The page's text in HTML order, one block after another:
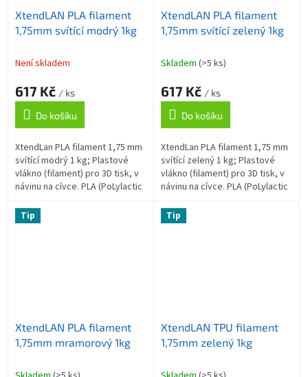
XtendLAN PLA filament
1,75mm svítící modrý 1kg
Není skladem
617 Kč / ks
Do košíku
XtendLan PLA filament 1,75 mm
svítící modrý 1 kg; Plastové
vlákno (filament) pro 3D tisk, v
návinu na cívce. PLA (PoLylactic
nejpopulárnější 3D...
XtendLAN PLA filament
1,75mm svítící zelený 1kg
Skladem (>5 ks)
617 Kč / ks
Do košíku
XtendLan PLA filament 1,75 mm
svítící zelený 1 kg; Plastové
vlákno (filament) pro 3D tisk, v
návinu na cívce. PLA (PoLylactic
nejpopulárnější 3D...
Tip
XtendLAN PLA filament
1,75mm mramorový 1kg
Tip
XtendLAN TPU filament
1,75mm zelený 1kg